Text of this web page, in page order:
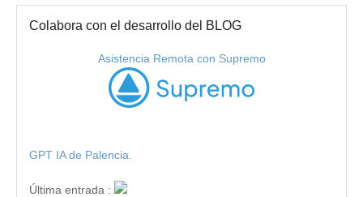
Colabora con el desarrollo del BLOG
Asistencia Remota con Supremo
GPT IA de Palencia.
Última entrada :